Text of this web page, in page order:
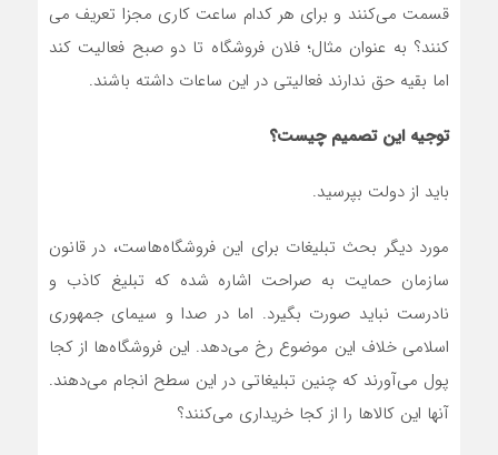
قسمت می‌کنند و برای هر کدام ساعت کاری مجزا تعریف می
کنند؟ به عنوان مثال؛ فلان فروشگاه تا دو صبح فعالیت کند
اما بقیه حق ندارند فعالیتی در این ساعات داشته باشند.
توجیه این تصمیم چیست؟
باید از دولت بپرسید.
مورد دیگر بحث تبلیغات برای این فروشگاه‌هاست، در قانون
سازمان حمایت به صراحت اشاره شده که تبلیغ کاذب و
نادرست نباید صورت بگیرد. اما در صدا و سیمای جمهوری
اسلامی خلاف این موضوع رخ می‌دهد. این فروشگاه‌ها از کجا
پول می‌آورند که چنین تبلیغاتی در این سطح انجام می‌دهند.
آنها این کالاها را از کجا خریداری می‌کنند؟